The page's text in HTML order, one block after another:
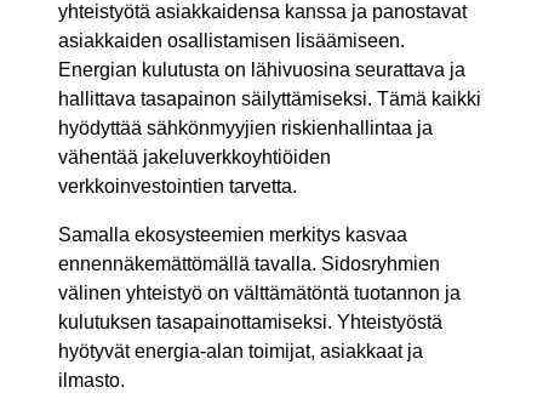
yhteistyötä asiakkaidensa kanssa ja panostavat
asiakkaiden osallistamisen lisäämiseen.
Energian kulutusta on lähivuosina seurattava ja
hallittava tasapainon säilyttämiseksi. Tämä kaikki
hyödyttää sähkönmyyjien riskienhallintaa ja
vähentää jakeluverkkoyhtiöiden
verkkoinvestointien tarvetta.
Samalla ekosysteemien merkitys kasvaa
ennennäkemättömällä tavalla. Sidosryhmien
välinen yhteistyö on välttämätöntä tuotannon ja
kulutuksen tasapainottamiseksi. Yhteistyöstä
hyötyvät energia-alan toimijat, asiakkaat ja
ilmasto.